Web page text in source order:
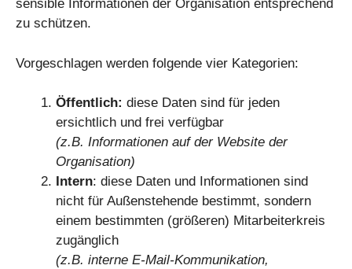
sensible Informationen der Organisation entsprechend
zu schützen.
Vorgeschlagen werden folgende vier Kategorien:
Öffentlich: diese Daten sind für jeden
ersichtlich und frei verfügbar
(z.B. Informationen auf der Website der
Organisation)
Intern: diese Daten und Informationen sind
nicht für Außenstehende bestimmt, sondern
einem bestimmten (größeren) Mitarbeiterkreis
zugänglich
(z.B. interne E-Mail-Kommunikation,